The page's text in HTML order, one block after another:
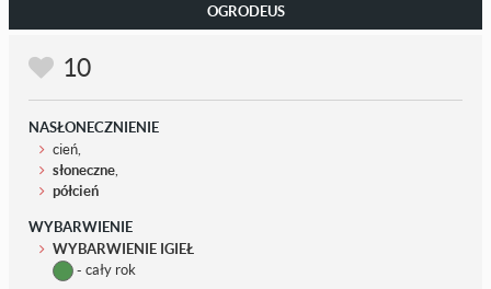
OGRODEUS
10
NASŁONECZNIENIE
cień,
słoneczne
półcień
WYBARWIENIE
WYBARWIENIE IGIEŁ
- cały rok